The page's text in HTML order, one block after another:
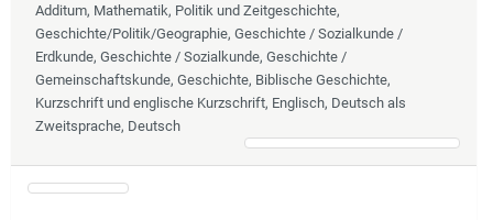
Additum, Mathematik, Politik und Zeitgeschichte,
Geschichte/Politik/Geographie, Geschichte / Sozialkunde /
Erdkunde, Geschichte / Sozialkunde, Geschichte /
Gemeinschaftskunde, Geschichte, Biblische Geschichte,
Kurzschrift und englische Kurzschrift, Englisch, Deutsch als
Zweitsprache, Deutsch